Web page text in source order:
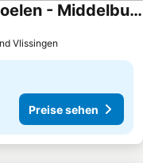
Fletcher Hotel De Nieuwe Doelen - Middelburg
Vlissingen
Preise sehen